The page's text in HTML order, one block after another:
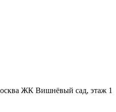
ЖК Вишнёвый сад, этаж 1